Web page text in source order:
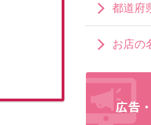
都道府
お店の